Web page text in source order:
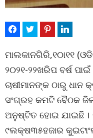
ମାଲକାନଗିରି,୧୦ା୧୧
୨୦୨୧-୨୨ଖରିପ ବର୍ଷ
ଚାଷୀମାନଙ୍କ ଠାରୁ
ସଂଗ୍ରହ କମଟି ବୈଠକ
ଅନୁଷ୍ଟିତ ହୋଇ ଯାଇଛି ।
୯ଲକ୍ଷ୩୫ହଜାର